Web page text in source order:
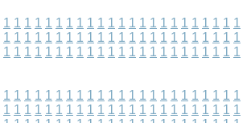
1 1 1 1 1 1 1 1 1 1 1 1 1 1 1 1 1 1 1 1 1 1 1
1 1 1 1 1 1 1 1 1 1 1 1 1 1 1 1 1 1 1 1 1 1 1
1 1 1 1 1 1 1 1 1 1 1 1 1 1 1 1 1 1 1 1 1 1 1
1 1 1 1 1 1 1 1 1 1 1 1 1 1 1 1 1 1 1 1 1 1 1
1 1 1 1 1 1 1 1 1 1 1 1 1 1 1 1 1 1 1 1 1 1 1